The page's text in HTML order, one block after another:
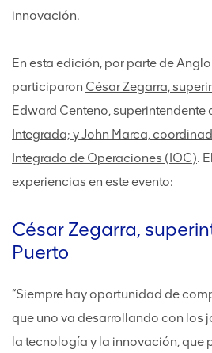
innovación.
En esta edición, por parte de
participaron César Zegarra,
Edward Centeno, superintendente
Integrada; y John Marca,
Integrado de Operaciones (IOC).
experiencias en este evento:
César Zegarra,
Puerto
“Siempre hay oportunidad de
que uno va desarrollando con los
la tecnología y la innovación, que